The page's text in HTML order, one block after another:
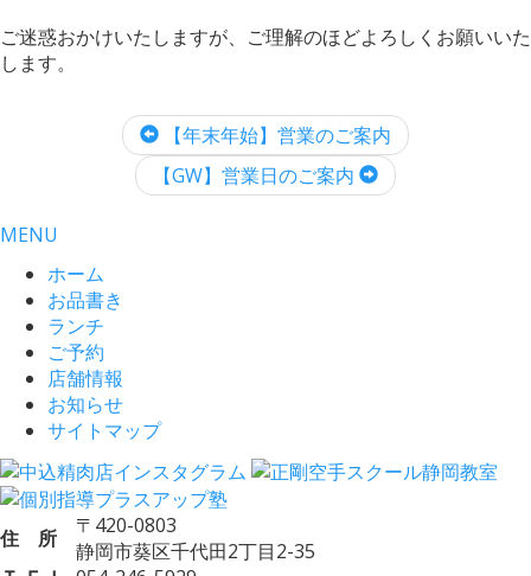
ご迷惑おかけいたしますが、ご理解のほどよろしくお願いいた
します。
【年末年始】営業のご案内
【GW】営業日のご案内
MENU
ホーム
お品書き
ランチ
ご予約
店舗情報
お知らせ
サイトマップ
住 所
〒420-0803
静岡市葵区千代田2丁目2-35